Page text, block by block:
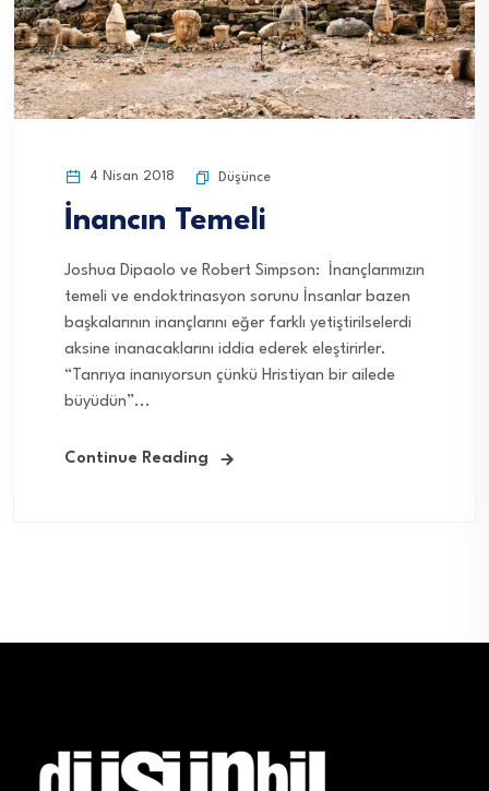
4 Nisan 2018 Düşünce
İnancın Temeli
Joshua Dipaolo ve Robert Simpson: İnançlarımızın
temeli ve endoktrinasyon sorunu İnsanlar bazen
başkalarının inançlarını eğer farklı yetiştirilselerdi
aksine inanacaklarını iddia ederek eleştirirler.
“Tanrıya inanıyorsun çünkü Hristiyan bir ailede
büyüdün”...
Continue Reading